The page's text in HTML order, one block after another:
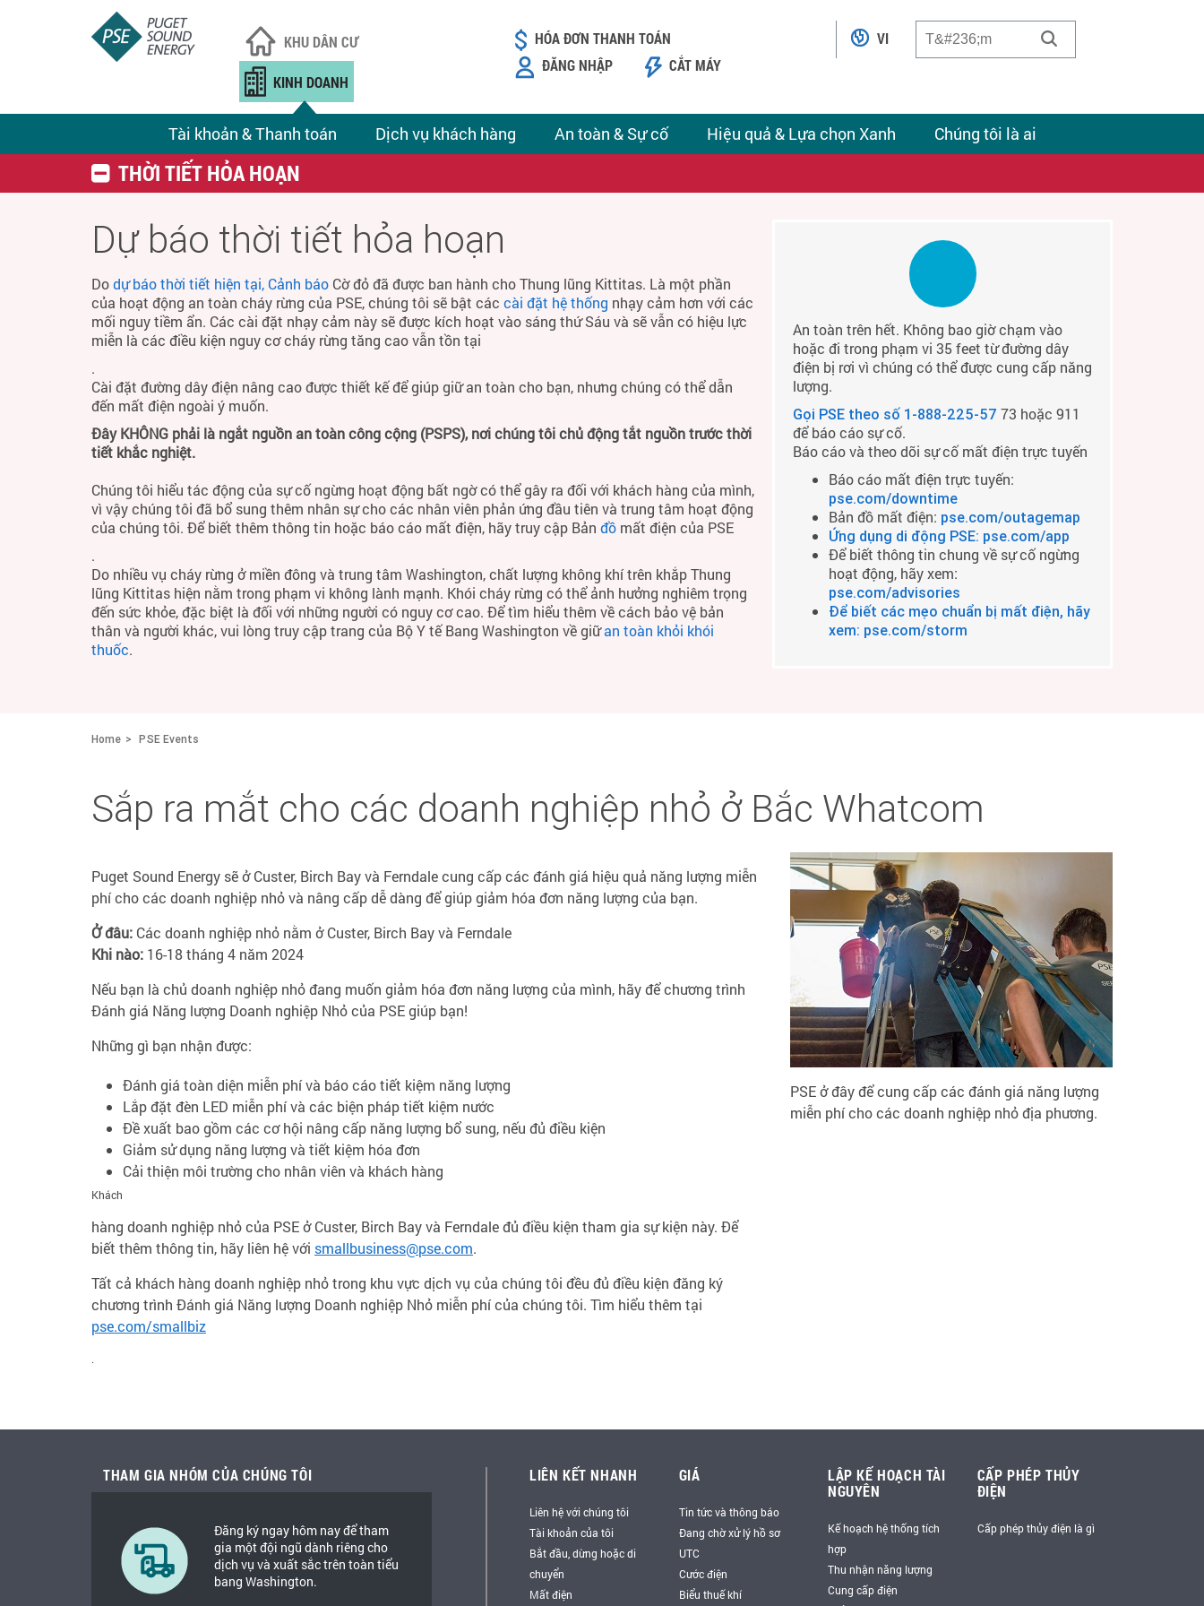
KHU DÂN CƯ
KINH DOANH
Tài khoản & Thanh toán Dịch vụ khách hàng An toàn & Sự cố Hiệu quả & Lựa chọn Xanh Chúng tôi là ai
HÓA ĐƠN THANH TOÁN
ĐĂNG NHẬP
CẮT MÁY
VI
THỜI TIẾT HỎA HOẠN
Dự báo thời tiết hỏa hoạn
Dodự báo thời tiết hiện tại, Cảnh báo Cờ đỏ đã được ban hành cho Thung lũng Kittitas. Là một phần
của hoạt động an toàn cháy rừng của PSE, chúng tôi sẽ bật các cài đặt hệ thống nhạy cảm hơn với các
mối nguy tiềm ẩn. Các cài đặt nhạy cảm này sẽ được kích hoạt vào sáng thứ Sáu và sẽ vẫn có hiệu lực
miễn là các điều kiện nguy cơ cháy rừng tăng cao vẫn tồn tại
.
Cài đặt đường dây điện nâng cao được thiết kế để giúp giữ an toàn cho bạn, nhưng chúng có thể dẫn
đến mất điện ngoài ý muốn.
Đây KHÔNG phải là ngắt nguồn an toàn công cộng (PSPS), nơi chúng tôi chủ động tắt nguồn trước thời
tiết khắc nghiệt.
Chúng tôi hiểu tác động của sự cố ngừng hoạt động bất ngờ có thể gây ra đối với khách hàng của mình,
vì vậy chúng tôi đã bổ sung thêm nhân sự cho các nhân viên phản ứng đầu tiên và trung tâm hoạt động
của chúng tôi. Để biết thêm thông tin hoặc báo cáo mất điện, hãy truy cập Bản đồ mất điện của PSE
.
Do nhiều vụ cháy rừng ở miền đông và trung tâm Washington, chất lượng không khí trên khắp Thung
lũng Kittitas hiện nằm trong phạm vi không lành mạnh. Khói cháy rừng có thể ảnh hưởng nghiêm trọng
đến sức khỏe, đặc biệt là đối với những người có nguy cơ cao. Để tìm hiểu thêm về cách bảo vệ bản
thân và người khác, vui lòng truy cập trang của Bộ Y tế Bang Washington về giữan toàn khỏi khói
thuốc.
An toàn trên hết. Không bao giờ chạm vào
hoặc đi trong phạm vi 35 feet từ đường dây
điện bị rơi vì chúng có thể được cung cấp năng
lượng.
Gọi PSE theo số 1-888-225-57 73 hoặc 911
để báo cáo sự cố.
Báo cáo và theo dõi sự cố mất điện trực tuyến
Báo cáo mất điện trực tuyến:
pse.com/downtime
Bản đồ mất điện: pse.com/outagemap
Ứng dụng di động PSE: pse.com/app
Để biết thông tin chung về sự cố ngừng
hoạt động, hãy xem:
pse.com/advisories
Để biết các mẹo chuẩn bị mất điện, hãy
xem: pse.com/storm
Home PSE Events
Sắp ra mắt cho các doanh nghiệp nhỏ ở Bắc Whatcom
Puget Sound Energy sẽ ở Custer, Birch Bay và Ferndale cung cấp các đánh giá hiệu quả năng lượng miễn
phí cho các doanh nghiệp nhỏ và nâng cấp dễ dàng để giúp giảm hóa đơn năng lượng của bạn.
Ở đâu: Các doanh nghiệp nhỏ nằm ở Custer, Birch Bay và Ferndale
Khi nào: 16-18 tháng 4 năm 2024
Nếu bạn là chủ doanh nghiệp nhỏ đang muốn giảm hóa đơn năng lượng của mình, hãy để chương trình
Đánh giá Năng lượng Doanh nghiệp Nhỏ của PSE giúp bạn!
Những gì bạn nhận được:
Đánh giá toàn diện miễn phí và báo cáo tiết kiệm năng lượng
Lắp đặt đèn LED miễn phí và các biện pháp tiết kiệm nước
Đề xuất bao gồm các cơ hội nâng cấp năng lượng bổ sung, nếu đủ điều kiện
Giảm sử dụng năng lượng và tiết kiệm hóa đơn
Cải thiện môi trường cho nhân viên và khách hàng
Khách
hàng doanh nghiệp nhỏ của PSE ở Custer, Birch Bay và Ferndale đủ điều kiện tham gia sự kiện này. Để
biết thêm thông tin, hãy liên hệ với smallbusiness@pse.com.
Tất cả khách hàng doanh nghiệp nhỏ trong khu vực dịch vụ của chúng tôi đều đủ điều kiện đăng ký
chương trình Đánh giá Năng lượng Doanh nghiệp Nhỏ miễn phí của chúng tôi. Tìm hiểu thêm tại
pse.com/smallbiz
.
PSE ở đây để cung cấp các đánh giá năng lượng
miễn phí cho các doanh nghiệp nhỏ địa phương.
THAM GIA NHÓM CỦA CHÚNG TÔI
Đăng ký ngay hôm nay để tham
gia một đội ngũ dành riêng cho
dịch vụ và xuất sắc trên toàn tiểu
bang Washington.
LIÊN KẾT NHANH
Liên hệ với chúng tôi
Tài khoản của tôi
Bắt đầu, dừng hoặc di
chuyển
Mất điện
GIÁ
Tin tức và thông báo
Đang chờ xử lý hồ sơ
UTC
Cước điện
Biểu thuế khí
LẬP KẾ HOẠCH TÀI
NGUYÊN
Kế hoạch hệ thống tích
hợp
Thu nhận năng lượng
Cung cấp điện
CẤP PHÉP THỦY
ĐIỆN
Cấp phép thủy điện là gì